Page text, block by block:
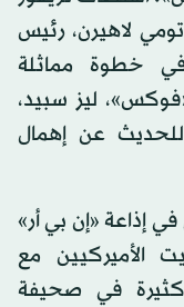
لاهيرن، رئيس
خطوة مماثلة
ليز سبيد،
للحديث عن إهمال
إذاعة «إن بي أر»
الأميركيين مع
كثيرة في صحيفة